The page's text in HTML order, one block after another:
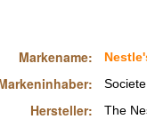
Markename:
Hersteller:
The